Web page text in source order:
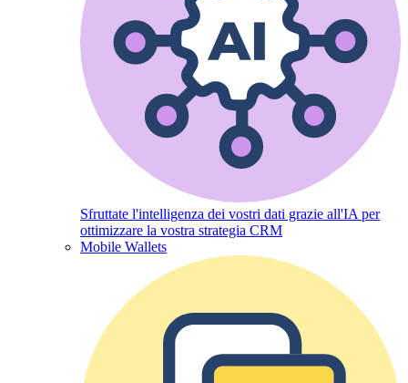
Sfruttate l'intelligenza dei vostri dati grazie all'IA per
ottimizzare la vostra strategia CRM
Mobile Wallets